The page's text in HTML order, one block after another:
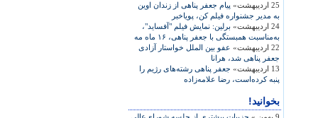
25 اردیبهشت»
پيام جعفر پناهی از زندان اوين
به مدير جشنواره فيلم کن، پوياخبر
24 اردیبهشت»
برلين: نمايش فيلم "آفسايد"،
به‌مناسبت همبستگی با جعفر پناهی، ۱۶ ماه مه
22 اردیبهشت»
عفو بین الملل خواستار آزادی
جعفر پناهی شد، هرانا
13 اردیبهشت»
جعفر پناهی رشته‌های رژيم را
پنبه کرده‌است، رضا علامه‌زاده
بخوانید!